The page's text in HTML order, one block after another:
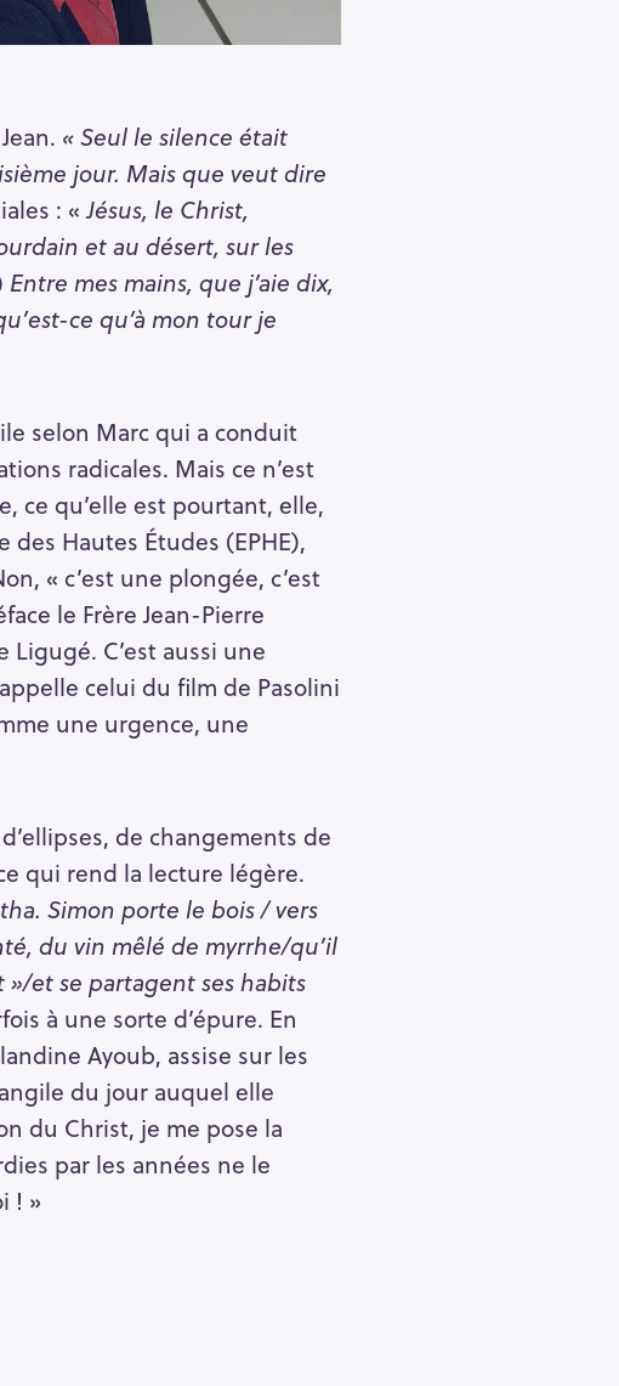
« Seul le silence était
jour. Mais que veut dire
: «Jésus, le Christ,
et au désert, sur les
Entre mes mains, que j’aie dix,
ce qu’à mon tour je
selon Marc qui a conduit
radicales. Mais ce n’est
ce qu’elle est pourtant, elle,
des Hautes Études (EPHE),
« c’est une plongée, c’est
le Frère Jean-Pierre
C’est aussi une
celui du film de Pasolini
une urgence, une
de changements de
qui rend la lecture légère.
Simon porte le bois / vers
du vin mêlé de myrrhe/qu’il
et se partagent ses habits
à une sorte d’épure. En
Ayoub, assise sur les
du jour auquel elle
du Christ, je me pose la
par les années ne le
! »